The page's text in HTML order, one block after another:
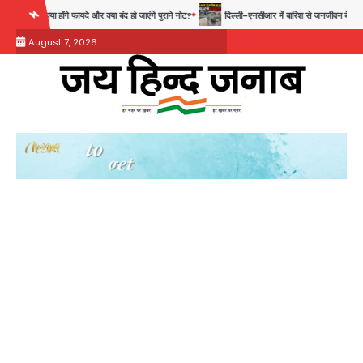
content
होंगे फायदे और क्या बंद हो जाएंगे पुराने नोट? दिल्ली-एनसीआर में बारिश से जनजीवन बेहाल, उत्तराखंड
August 7, 2026